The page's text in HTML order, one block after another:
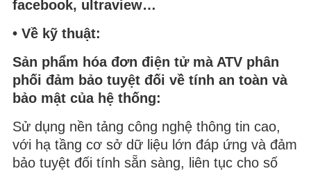
facebook, ultraview…
• Về kỹ thuật:
Sản phẩm hóa đơn điện tử mà ATV phân
phối đảm bảo tuyệt đối về tính an toàn và
bảo mật của hệ thống:
Sử dụng nền tảng công nghệ thông tin cao,
với hạ tầng cơ sở dữ liệu lớn đáp ứng và đảm
bảo tuyệt đối tính sẵn sàng, liên tục cho số